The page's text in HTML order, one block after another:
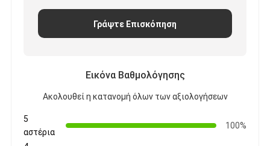
Γράψτε Επισκόπηση
Εικόνα Βαθμολόγησης
Ακολουθεί η κατανομή όλων των αξιολογήσεων
5
αστέρια
100%